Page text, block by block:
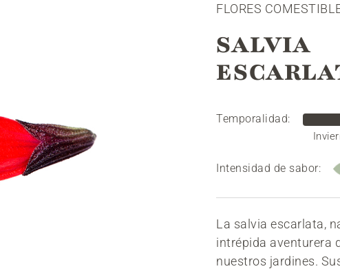
FLORES
SALVIA
Temporalidad:
Intensidad de sabor:
La salvia escarlata,
intrépida aventurera
nuestros jardines.